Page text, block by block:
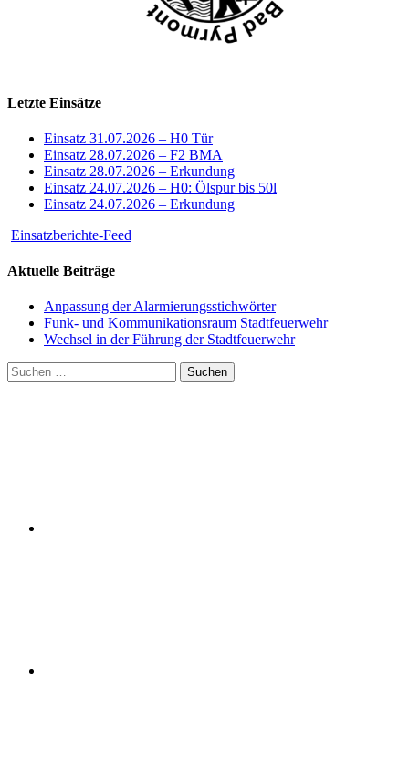
Letzte Einsätze
Einsatz 31.07.2026 – H0 Tür
Einsatz 28.07.2026 – F2 BMA
Einsatz 28.07.2026 – Erkundung
Einsatz 24.07.2026 – H0: Ölspur bis 50l
Einsatz 24.07.2026 – Erkundung
Einsatzberichte-Feed
Aktuelle Beiträge
Anpassung der Alarmierungsstichwörter
Funk- und Kommunikationsraum Stadtfeuerwehr
Wechsel in der Führung der Stadtfeuerwehr
Suchen
nach: